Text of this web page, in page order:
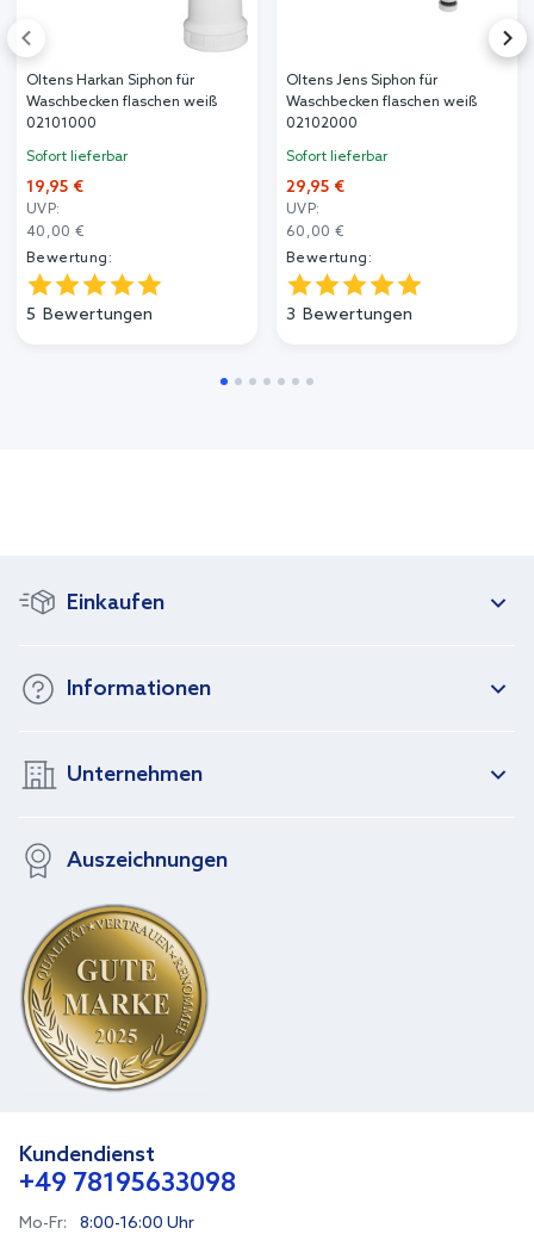
Oltens Harkan Siphon für
Waschbecken flaschen weiß
02101000
Sofort lieferbar
19,95 €
UVP:
40,00 €
Bewertung:
5 Bewertungen
Oltens Jens Siphon für
Waschbecken flaschen weiß
02102000
Sofort lieferbar
29,95 €
UVP:
60,00 €
Bewertung:
3 Bewertungen
Einkaufen
Informationen
Unternehmen
Auszeichnungen
Kundendienst
+49 78195633098
Mo-Fr: 8:00-16:00 Uhr